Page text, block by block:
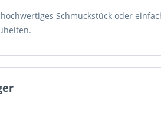
Schmuckstück oder